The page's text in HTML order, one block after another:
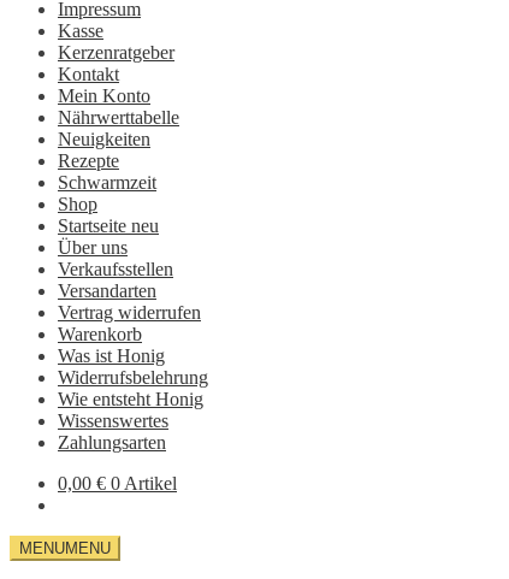
Impressum
Kasse
Kerzenratgeber
Kontakt
Mein Konto
Nährwerttabelle
Neuigkeiten
Rezepte
Schwarmzeit
Shop
Startseite neu
Über uns
Verkaufsstellen
Versandarten
Vertrag widerrufen
Warenkorb
Was ist Honig
Widerrufsbelehrung
Wie entsteht Honig
Wissenswertes
Zahlungsarten
0,00 € 0 Artikel
MENUMENU